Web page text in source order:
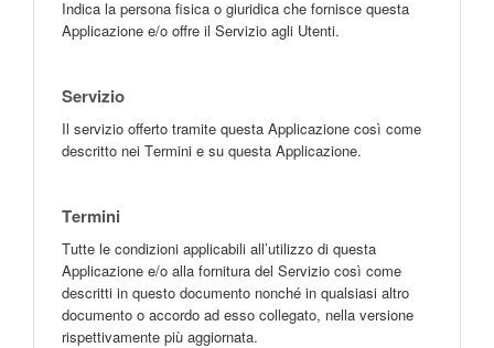
Indica la persona fisica o giuridica che fornisce questa
Applicazione e/o offre il Servizio agli Utenti.
Servizio
Il servizio offerto tramite questa Applicazione così come
descritto nei Termini e su questa Applicazione.
Termini
Tutte le condizioni applicabili all’utilizzo di questa
Applicazione e/o alla fornitura del Servizio così come
descritti in questo documento nonché in qualsiasi altro
documento o accordo ad esso collegato, nella versione
rispettivamente più aggiornata.